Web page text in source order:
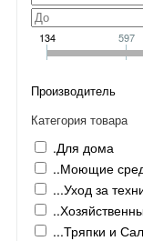
134 597
Производитель
Категория товара
.Для дома
..Моющие
...Уход за
...Тряпки и